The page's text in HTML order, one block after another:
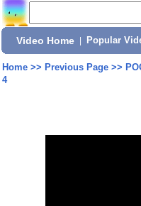
Video Home Popular
Home>> Previous Page>>
4